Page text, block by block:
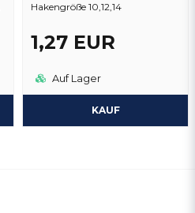
Hakengröße 10,12,14
1,27 EUR
Auf Lager
KAUF